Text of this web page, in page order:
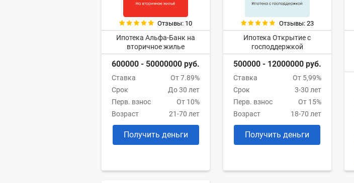
Отзывы: 10
Ипотека Альфа-Банк на
вторичное жилье
600000 - 50000000 руб.
Ставка
От 7.89%
Срок
До 30 лет
Перв. взнос
От 10%
Возраст
21-70 лет
Получить деньги
Отзывы: 23
Ипотека Открытие с
господдержкой
500000 - 12000000 руб.
Ставка
От 5,99%
Срок
3-30 лет
Перв. взнос
От 15%
Возраст
18-70 лет
Получить деньги